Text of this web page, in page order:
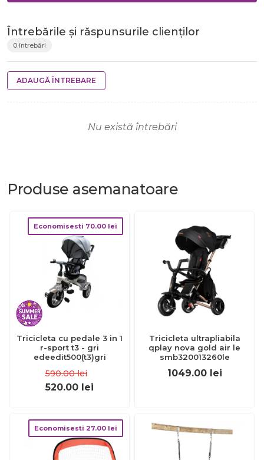
Întrebările și răspunsurile clienților
0 întrebări
ADAUGĂ ÎNTREBARE
Nu există întrebări
Produse asemanatoare
Economisesti 70.00 lei
Tricicleta cu pedale 3 in 1
r-sport t3 - gri
edeedit500(t3)gri
590.00 lei
520.00 lei
Tricicleta ultrapliabila
qplay nova gold air le
smb320013260le
1049.00 lei
Economisesti 27.00 lei